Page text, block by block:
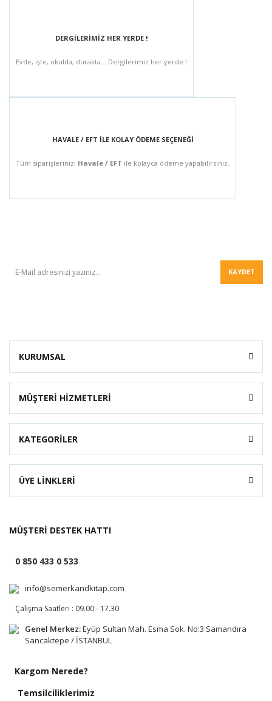
DERGİLERİMİZ HER YERDE !
Evde, işte, okulda, durakta... Dergilerimiz her yerde !
HAVALE / EFT İLE KOLAY ÖDEME SEÇENEĞİ
Tüm siparişlerinizi Havale / EFT ile kolayca ödeme yapabilirsiniz.
KAYDET
KURUMSAL
MÜŞTERİ HİZMETLERİ
KATEGORİLER
ÜYE LİNKLERİ
MÜŞTERİ DESTEK HATTI
0 850 433 0 533
info@semerkandkitap.com
Çalışma Saatleri : 09.00 - 17.30
Genel Merkez:Eyüp Sultan Mah. Esma Sok. No:3 Samandıra
Sancaktepe / İSTANBUL
Kargom Nerede?
Temsilciliklerimiz